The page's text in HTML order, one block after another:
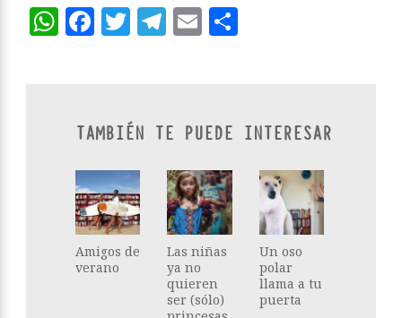
WhatsApp
Facebook
Twitter
Telegram
Email
TAMBIÉN TE PUEDE INTERESAR
Amigos de
verano
Las niñas
ya no
quieren
ser (sólo)
Un oso
polar
llama a tu
puerta